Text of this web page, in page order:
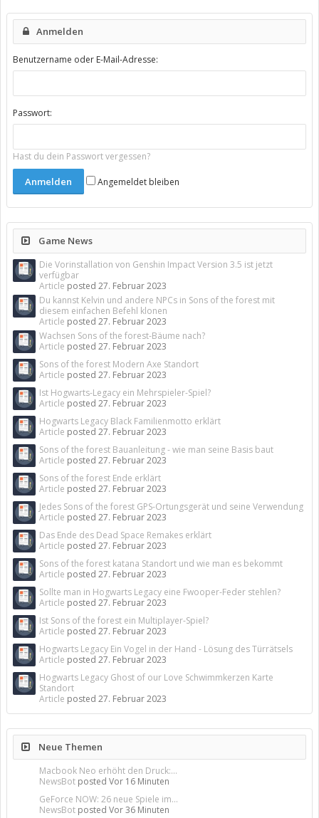
Anmelden
Benutzername oder E-Mail-Adresse:
Passwort:
Hast du dein Passwort vergessen?
Angemeldet bleiben
Game News
Die Vorinstallation von Genshin Impact Version 3.5 ist jetzt
verfügbar
Article posted 27. Februar 2023
Du kannst Kelvin und andere NPCs in Sons of the forest mit
diesem einfachen Befehl klonen
Article posted 27. Februar 2023
Wachsen Sons of the forest-Bäume nach?
Article posted 27. Februar 2023
Sons of the forest Modern Axe Standort
Article posted 27. Februar 2023
Ist Hogwarts-Legacy ein Mehrspieler-Spiel?
Article posted 27. Februar 2023
Hogwarts Legacy Black Familienmotto erklärt
Article posted 27. Februar 2023
Sons of the forest Bauanleitung - wie man seine Basis baut
Article posted 27. Februar 2023
Sons of the forest Ende erklärt
Article posted 27. Februar 2023
Jedes Sons of the forest GPS-Ortungsgerät und seine Verwendung
Article posted 27. Februar 2023
Das Ende des Dead Space Remakes erklärt
Article posted 27. Februar 2023
Sons of the forest katana Standort und wie man es bekommt
Article posted 27. Februar 2023
Sollte man in Hogwarts Legacy eine Fwooper-Feder stehlen?
Article posted 27. Februar 2023
Ist Sons of the forest ein Multiplayer-Spiel?
Article posted 27. Februar 2023
Hogwarts Legacy Ein Vogel in der Hand - Lösung des Türrätsels
Article posted 27. Februar 2023
Hogwarts Legacy Ghost of our Love Schwimmkerzen Karte
Standort
Article posted 27. Februar 2023
Neue Themen
Macbook Neo erhöht den Druck:...
NewsBot posted Vor 16 Minuten
GeForce NOW: 26 neue Spiele im...
NewsBot posted Vor 36 Minuten